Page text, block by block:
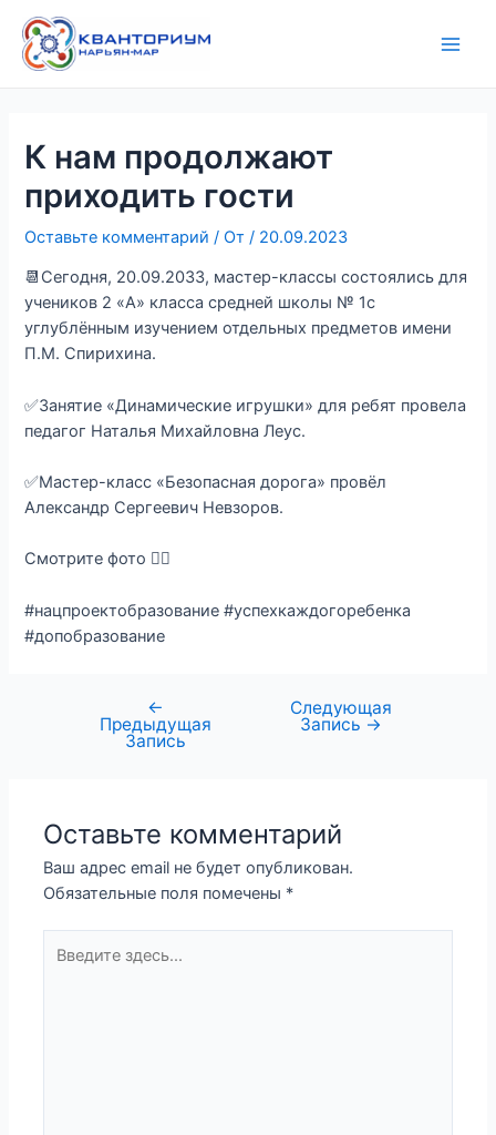
содержимому
К нам продолжают
приходить гости
Оставьте комментарий / От/ 20.09.2023
📆Сегодня, 20.09.2033, мастер-классы состоялись для
учеников 2 «А» класса средней школы № 1с
углублённым изучением отдельных предметов имени
П.М. Спирихина.
✅Занятие «Динамические игрушки» для ребят провела
педагог Наталья Михайловна Леус.
✅Мастер-класс «Безопасная дорога» провёл
Александр Сергеевич Невзоров.
Смотрите фото 👇🏻
#нацпроектобразование #успехкаждогоребенка
#допобразование
по
записям
←
Предыдущая
Запись
Следующая
Запись →
Оставьте комментарий
Ваш адрес email не будет опубликован.
Обязательные поля помечены *
здесь...